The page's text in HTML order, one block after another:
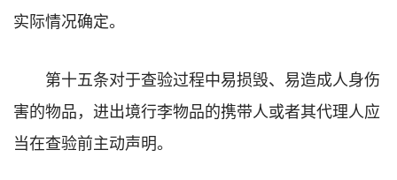
实际情况确定。
第十五条对于查验过程中易损毁、易造成人身伤
害的物品，进出境行李物品的携带人或者其代理人应
当在查验前主动声明。